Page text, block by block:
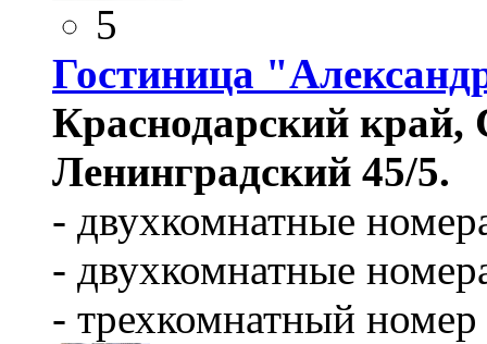
5
Гостиница
Краснодарский
Ленинградский 45/5.
- двухкомнатные
- двухкомнатные
- трехкомнатный